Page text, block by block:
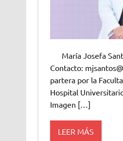
María Josefa
Contacto:
partera por la
Hospital
Imagen […]
LEER MÁS